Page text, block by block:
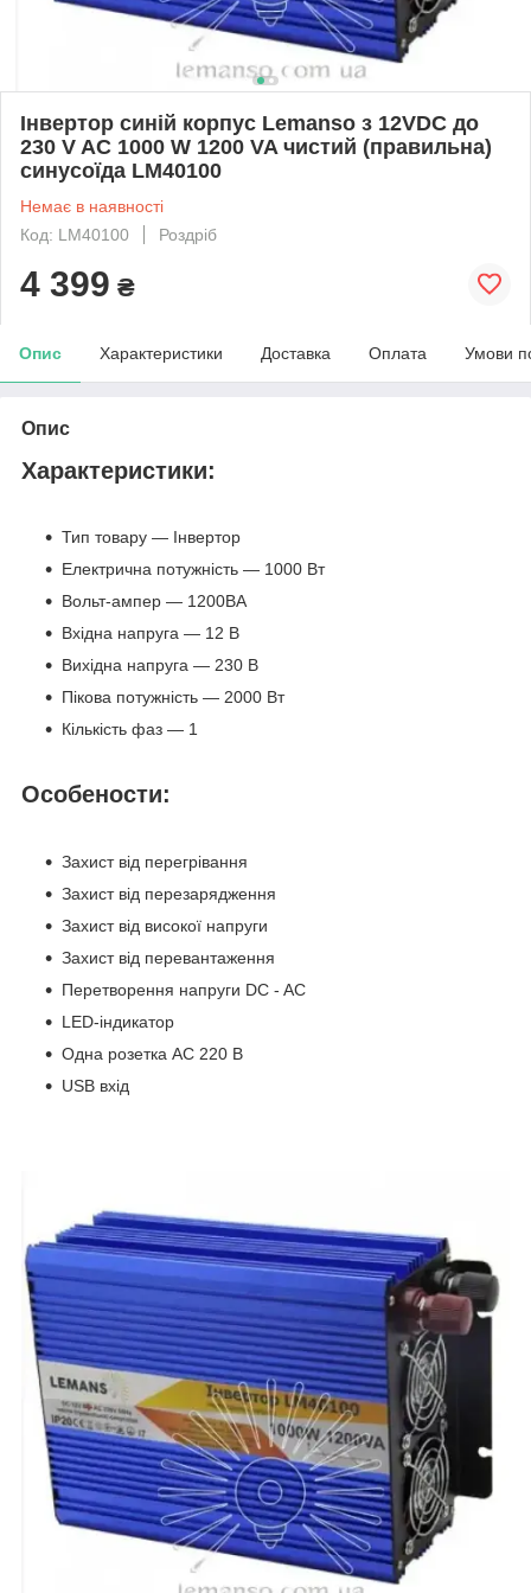
Інвертор синій корпус Lemanso з 12VDC до
230 V AC 1000 W 1200 VA чистий (правильна)
синусоїда LM40100
Немає в наявності
Код: LM40100
Роздріб
4 399 ₴
Опис Характеристики Доставка Оплата Умови
Опис
Характеристики:
Тип товару — Інвертор
Електрична потужність — 1000 Вт
Вольт-ампер — 1200ВА
Вхідна напруга — 12 В
Вихідна напруга — 230 В
Пікова потужність — 2000 Вт
Кількість фаз — 1
Особености:
Захист від перегрівання
Захист від перезарядження
Захист від високої напруги
Захист від перевантаження
Перетворення напруги DC - AC
LED-індикатор
Одна розетка АС 220 В
USB вхід